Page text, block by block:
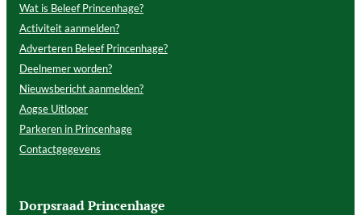
Wat is Beleef Princenhage?
Activiteit aanmelden?
Adverteren Beleef Princenhage?
Deelnemer worden?
Nieuwsbericht aanmelden?
Aogse Uitloper
Parkeren in Princenhage
Contactgegevens
Dorpsraad Princenhage